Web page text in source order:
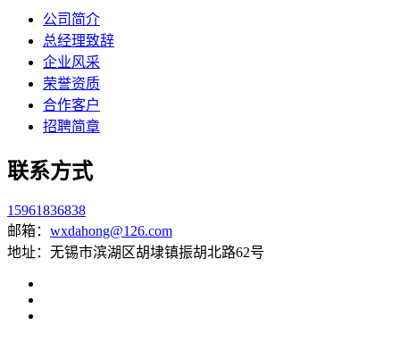
公司简介
总经理致辞
企业风采
荣誉资质
合作客户
招聘简章
联系方式
15961836838
邮箱： wxdahong@126.com
地址：无锡市滨湖区胡埭镇振胡北路62号